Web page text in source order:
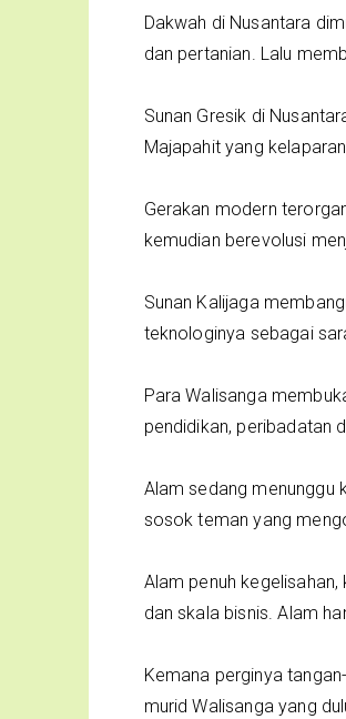
Dakwah di Nusantara
dan pertanian. Lalu
Sunan Gresik di
Majapahit yang
Gerakan modern
kemudian berevolusi
Sunan Kalijaga
teknologinya sebagai
Para Walisanga
pendidikan, peribadatan
Alam sedang menunggu
sosok teman yang
Alam penuh
dan skala bisnis. Alam
Kemana perginya
murid Walisanga yang